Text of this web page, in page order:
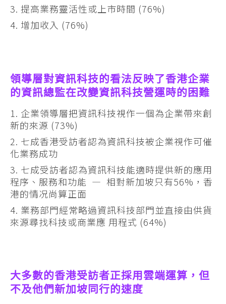
提高業務靈活性或上市時間 (76%)
增加收入 (76%)
領導層對資訊科技的看法反映了香港企業
的資訊總監在改變資訊科技營運時的困難
企業領導層把資訊科技視作一個為企業帶來創
新的來源 (73%)
七成香港受訪者認為資訊科技被企業視作可催
化業務成功
七成受訪者認為資訊科技能適時提供新的應用
程序、服務和功能 — 相對新加坡只有56%，香
港的情况尚算正面
業務部門經常略過資訊科技部門並直接由供貨
來源尋找科技或商業應 用程式 (64%)
大多數的香港受訪者正採用雲端運算，但
不及他們新加坡同行的速度